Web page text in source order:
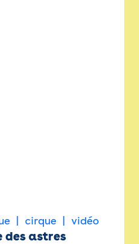
cirque vidéo
des astres